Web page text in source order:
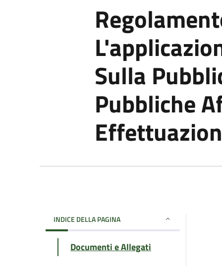
Sulla
Pubbliche
INDICE DELLA PAGINA
Documenti e Allegati